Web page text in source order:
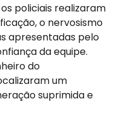
policiais realizaram
o nervosismo
apresentadas pelo
da equipe.
do
um
suprimida e